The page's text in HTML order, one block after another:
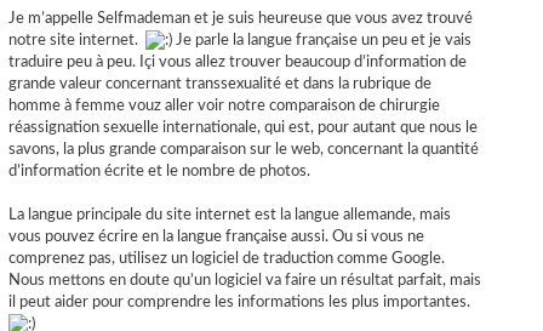
Je m’appelle Selfmademan et je suis heureuse que vous avez trouvé
notre site internet.
Je parle la langue française un peu et je vais
traduire peu à peu. Içi vous allez trouver beaucoup d’information de
grande valeur concernant transsexualité et dans la rubrique de
homme à femme vouz aller voir notre comparaison de chirurgie
réassignation sexuelle internationale, qui est, pour autant que nous le
savons, la plus grande comparaison sur le web, concernant la quantité
d’information écrite et le nombre de photos.
La langue principale du site internet est la langue allemande, mais
vous pouvez écrire en la langue française aussi. Ou si vous ne
comprenez pas, utilisez un logiciel de traduction comme Google.
Nous mettons en doute qu’un logiciel va faire un résultat parfait, mais
il peut aider pour comprendre les informations les plus importantes.